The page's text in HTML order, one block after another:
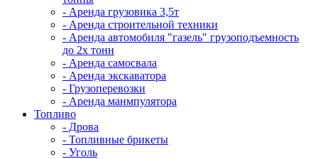
- Аренда грузовика 3,5т
- Аренда строительной техники
- Аренда автомобиля "газель" грузоподъемность
до 2х тонн
- Аренда самосвала
- Аренда экскаватора
- Грузоперевозки
- Аренда манмпулятора
Топливо
- Дрова
- Топливные брикеты
- Уголь